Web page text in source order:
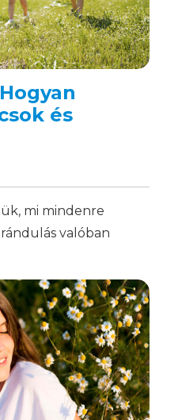
és
mi mindenre
valóban